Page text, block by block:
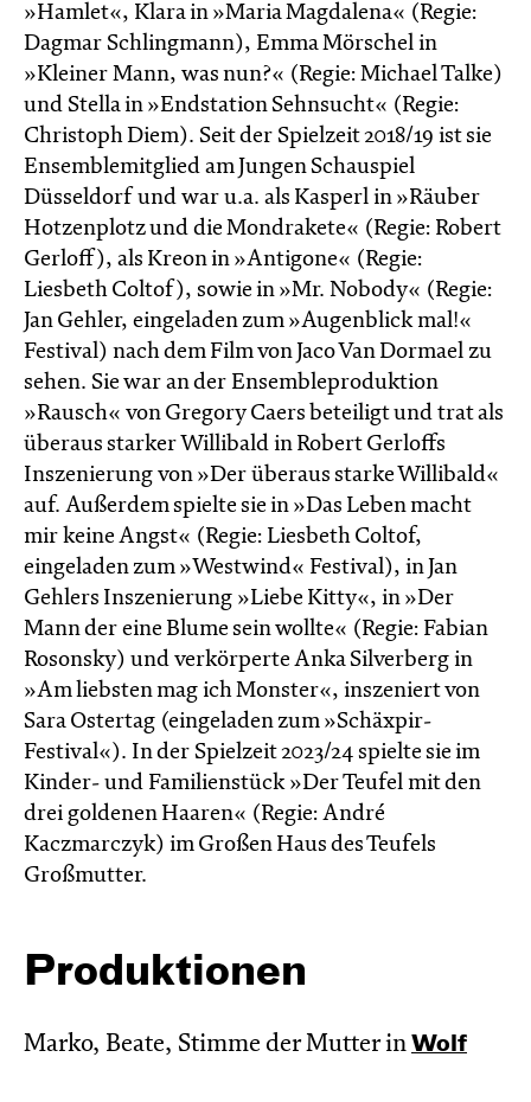
»Hamlet«, Klara in »Maria Magdalena« (Regie:
Dagmar Schlingmann), Emma Mörschel in
»Kleiner Mann, was nun?« (Regie: Michael Talke)
und Stella in »Endstation Sehnsucht« (Regie:
Christoph Diem). Seit der Spielzeit 2018/19 ist sie
Ensemblemitglied am Jungen Schauspiel
Düsseldorf und war u.a. als Kasperl in »Räuber
Hotzenplotz und die Mondrakete« (Regie: Robert
Gerloff), als Kreon in »Antigone« (Regie:
Liesbeth Coltof), sowie in »Mr. Nobody« (Regie:
Jan Gehler, eingeladen zum »Augenblick mal!«
Festival) nach dem Film von Jaco Van Dormael zu
sehen. Sie war an der Ensembleproduktion
»Rausch« von Gregory Caers beteiligt und trat als
überaus starker Willibald in Robert Gerloffs
Inszenierung von »Der überaus starke Willibald«
auf. Außerdem spielte sie in »Das Leben macht
mir keine Angst« (Regie: Liesbeth Coltof,
eingeladen zum »Westwind« Festival), in Jan
Gehlers Inszenierung »Liebe Kitty«, in »Der
Mann der eine Blume sein wollte« (Regie: Fabian
Rosonsky) und verkörperte Anka Silverberg in
»Am liebsten mag ich Monster«, inszeniert von
Sara Ostertag (eingeladen zum »Schäxpir-
Festival«). In der Spielzeit 2023/24 spielte sie im
Kinder- und Familienstück »Der Teufel mit den
drei goldenen Haaren« (Regie: André
Kaczmarczyk) im Großen Haus des Teufels
Großmutter.
Produktionen
Marko, Beate, Stimme der Mutter in Wolf